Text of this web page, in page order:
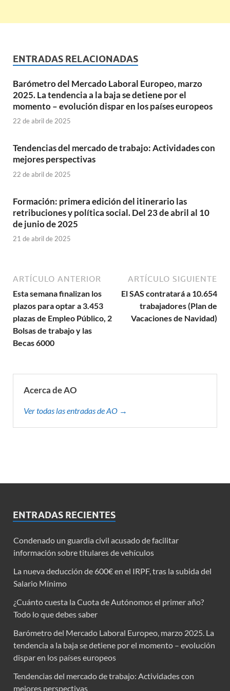
ENTRADAS RELACIONADAS
Barómetro del Mercado Laboral Europeo, marzo
2025. La tendencia a la baja se detiene por el
momento – evolución dispar en los países europeos
22 de abril de 2025
Tendencias del mercado de trabajo: Actividades con
mejores perspectivas
22 de abril de 2025
Formación: primera edición del itinerario las
retribuciones y política social. Del 23 de abril al 10
de junio de 2025
21 de abril de 2025
ARTÍCULO ANTERIOR
Esta semana finalizan los
plazos para optar a 3.453
plazas de Empleo Público, 2
Bolsas de trabajo y las
Becas 6000
ARTÍCULO SIGUIENTE
El SAS contratará a 10.654
trabajadores (Plan de
Vacaciones de Navidad)
Acerca de AO
Ver todas las entradas de AO →
ENTRADAS RECIENTES
Condenado un guardia civil acusado de facilitar
información sobre titulares de vehículos
La nueva deducción de 600€ en el IRPF, tras la subida del
Salario Mínimo
¿Cuánto cuesta la Cuota de Autónomos el primer año?
Todo lo que debes saber
Barómetro del Mercado Laboral Europeo, marzo 2025. La
tendencia a la baja se detiene por el momento – evolución
dispar en los países europeos
Tendencias del mercado de trabajo: Actividades con
mejores perspectivas